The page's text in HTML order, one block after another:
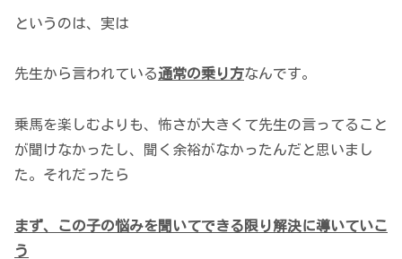
というのは、実は
先生から言われている通常の乗り方なんです。
乗馬を楽しむよりも、怖さが大きくて先生の言ってること
が聞けなかったし、聞く余裕がなかったんだと思いまし
た。それだったら
まず、この子の悩みを聞いてできる限り解決に導いていこ
う